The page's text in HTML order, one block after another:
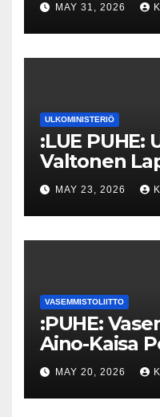
MAY 31, 2026
ULKOMINISTERIÖ
:LUE PUHE:
Valtonen
Lahden
MAY 23, 2026
VASEMMISTOLIITTO
:PUHE:
Aino-Kaisa
MAY 20, 2026